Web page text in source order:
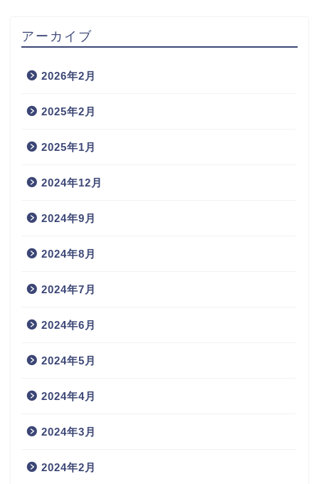
アーカイブ
2026年2月
2025年2月
2025年1月
2024年12月
2024年9月
2024年8月
2024年7月
2024年6月
2024年5月
2024年4月
2024年3月
2024年2月